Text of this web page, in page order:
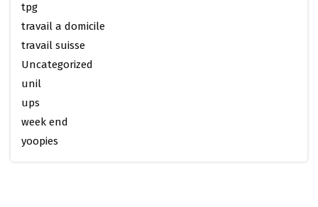
tpg
travail a domicile
travail suisse
Uncategorized
unil
ups
week end
yoopies